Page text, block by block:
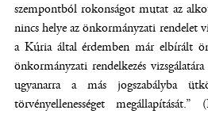
szempontból rokonságot mutat az
nincs helye az önkormányzati rendelet
a Kúria által érdemben már elbírált
önkormányzati rendelkezés
ugyanarra a más jogszabályba
törvényellenességet